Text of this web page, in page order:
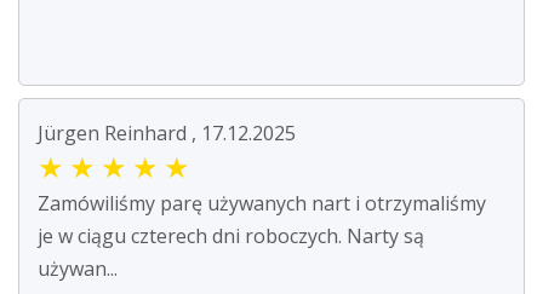
Jürgen Reinhard , 17.12.2025
★ ★ ★ ★ ★
Zamówiliśmy parę używanych nart i otrzymaliśmy
je w ciągu czterech dni roboczych. Narty są
używan...